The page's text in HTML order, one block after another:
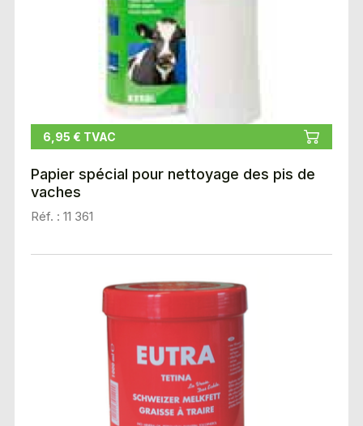
6,95 € TVAC
Papier spécial pour nettoyage des pis de
vaches
Réf. : 11 361